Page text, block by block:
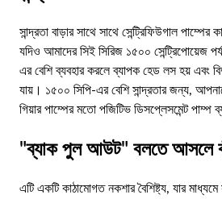
সান্দ্রতা বাড়ার সাথে সাথে সেন্ট্রিফিউগাল পাম্পের
যদিও আমাদের সিই সিরিজ ১৫০০ সেন্ট্রিপোয়েজ
এর বেশি ব্যবহার করলে ব্যাপক হেড লস হয় এবং
যায়। ১৫০০ সিপি-এর বেশি সান্দ্রতার জন্য,
গিয়ার পাম্পের মতো পজিটিভ ডিসপ্লেসমেন্ট পাম্প
"ব্যাক পুল আউট" বলতে আসলে
এটি একটি কাঠামোগত নকশার বৈশিষ্ট্য, যার